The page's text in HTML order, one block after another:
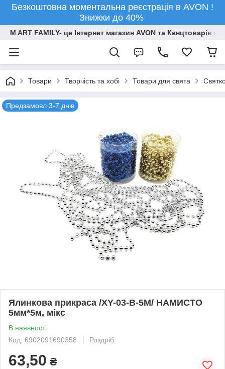
Безкоштовна моментальна реєстрація в AVON !
Знижки до 40%
M ART FAMILY- це Інтернет магазин AVON та Канцтоварів
Товари Творчiсть та хобi Товари для свята
Предзамовл 3-7 днів
Ялинкова прикраса /XY-03-B-5M/ НАМИСТО
5мм*5м, мікс
В наявності
Код: 6902091690358
Роздріб
63,50 ₴